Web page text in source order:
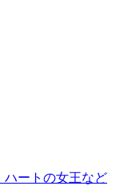
ハートの女王など